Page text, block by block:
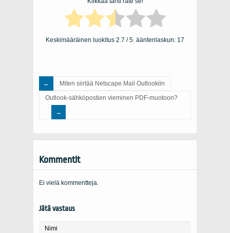
Keskimääräinen luokitus 2.7 / 5. ääntenlaskun: 17
Miten siirtää Netscape Mail Outlookiin
Outlook-sähköpostien vieminen PDF-muotoon?
Kommentit
Ei vielä kommentteja.
Jätä vastaus